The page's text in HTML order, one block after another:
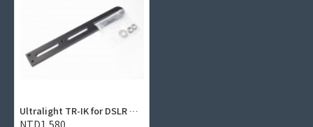
Ultralight TR-IK for DSLR 防水盒底座
NTD1,580